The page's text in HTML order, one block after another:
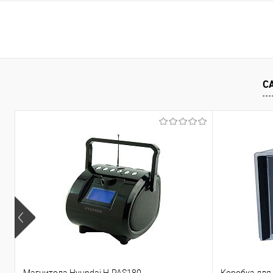
Купить в 1 клик
Сравнение
Купить в 1
В